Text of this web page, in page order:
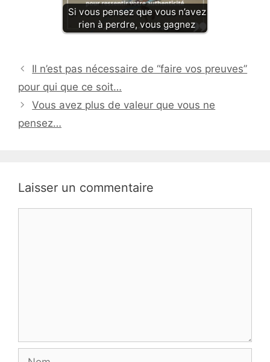
Si vous pensez que vous n’avez
rien à perdre, vous gagnez
Il n’est pas nécessaire de “faire vos preuves”
pour qui que ce soit…
Vous avez plus de valeur que vous ne
pensez…
Laisser un commentaire
Nom